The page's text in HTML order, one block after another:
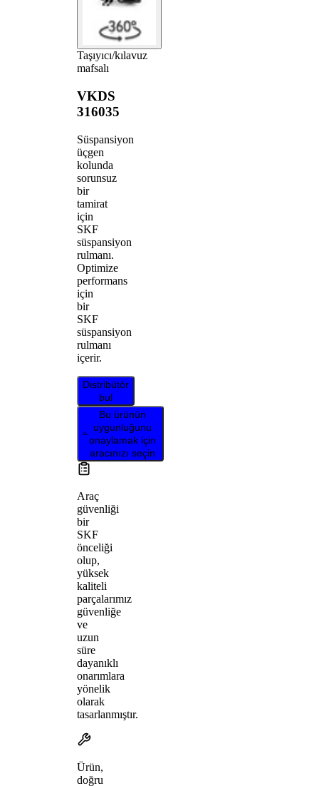
Taşıyıcı/kılavuz
mafsalı
VKDS
316035
Süspansiyon
üçgen
kolunda
sorunsuz
bir
tamirat
için
SKF
süspansiyon
rulmanı.
Optimize
performans
için
bir
SKF
süspansiyon
rulmanı
içerir.
Distribütör
bul
Bu ürünün
uygunluğunu
onaylamak için
aracınızı seçin
Araç
güvenliği
bir
SKF
önceliği
olup,
yüksek
kaliteli
parçalarımız
güvenliğe
ve
uzun
süre
dayanıklı
onarımlara
yönelik
olarak
tasarlanmıştır.
Ürün,
doğru